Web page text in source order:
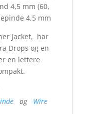
4,5 mm (60,
4,5 mm
Jacket, har
Drops og en
en lettere
og Wire